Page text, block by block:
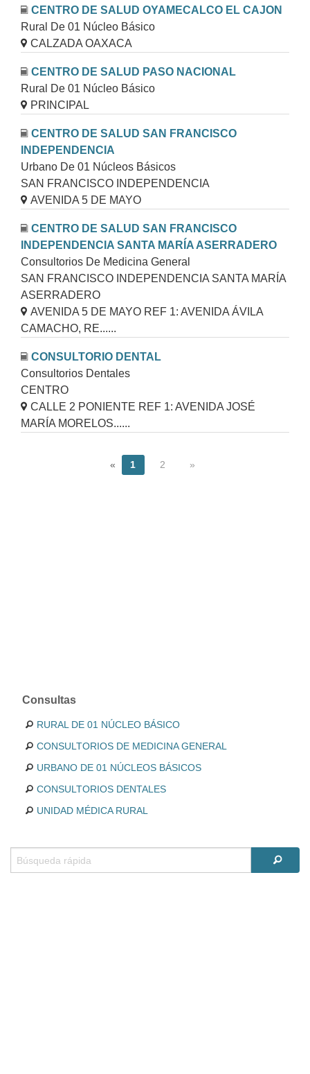
CENTRO DE SALUD OYAMECALCO EL CAJON
Rural De 01 Núcleo Básico
CALZADA OAXACA
CENTRO DE SALUD PASO NACIONAL
Rural De 01 Núcleo Básico
PRINCIPAL
CENTRO DE SALUD SAN FRANCISCO
INDEPENDENCIA
Urbano De 01 Núcleos Básicos
SAN FRANCISCO INDEPENDENCIA
AVENIDA 5 DE MAYO
CENTRO DE SALUD SAN FRANCISCO
INDEPENDENCIA SANTA MARÍA ASERRADERO
Consultorios De Medicina General
SAN FRANCISCO INDEPENDENCIA SANTA MARÍA
ASERRADERO
AVENIDA 5 DE MAYO REF 1: AVENIDA ÁVILA
CAMACHO, RE......
CONSULTORIO DENTAL
Consultorios Dentales
CENTRO
CALLE 2 PONIENTE REF 1: AVENIDA JOSÉ
MARÍA MORELOS......
« 1 2 »
Consultas
RURAL DE 01 NÚCLEO BÁSICO
CONSULTORIOS DE MEDICINA GENERAL
URBANO DE 01 NÚCLEOS BÁSICOS
CONSULTORIOS DENTALES
UNIDAD MÉDICA RURAL